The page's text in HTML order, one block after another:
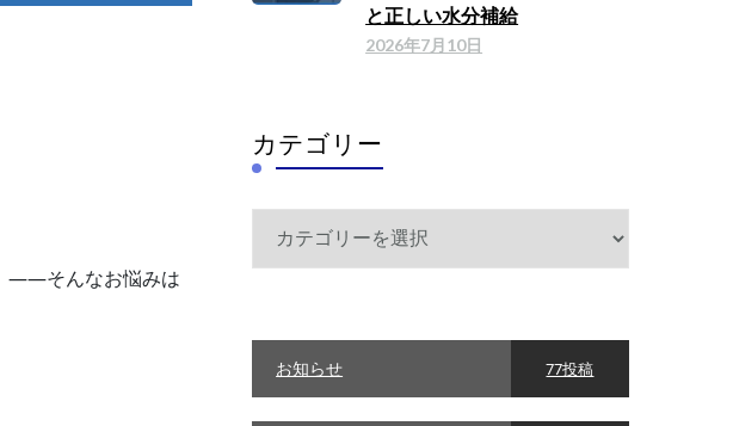
——そんなお悩みは
と正しい水分補給
2026年7月10日
カテゴリー
ー
お知らせ 77投稿